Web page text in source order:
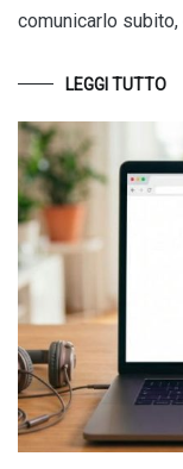
comunicarlo
LEGGI TUTTO